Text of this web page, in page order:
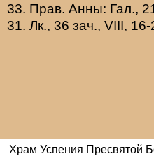
33. Прав. Анны: Гал.,
31. Лк., 36 зач., VIII, 16-
Храм Успения Пресвятой